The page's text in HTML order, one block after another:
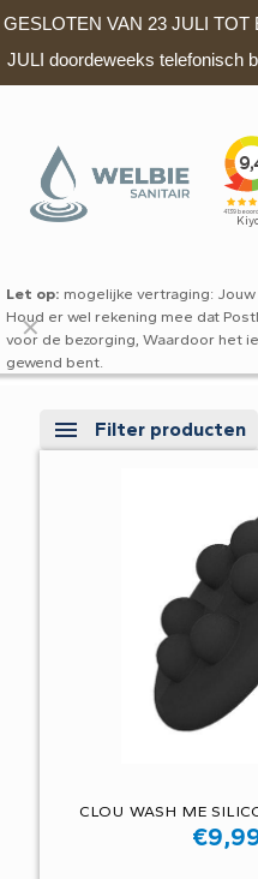
GESLOTEN VAN 23 JULI
JULI doordeweeks telefonisch
Let op: mogelijke vertraging:
Houd er wel rekening mee dat
voor de bezorging, Waardoor het
gewend bent.
✕
Filter producten
CLOU WASH ME
€